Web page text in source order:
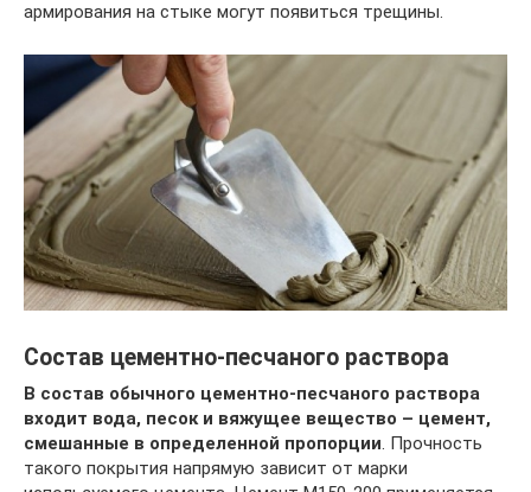
армирования на стыке могут появиться трещины.
Состав цементно-песчаного раствора
В состав обычного цементно-песчаного раствора
входит вода, песок и вяжущее вещество – цемент,
смешанные в определенной пропорции. Прочность
такого покрытия напрямую зависит от марки